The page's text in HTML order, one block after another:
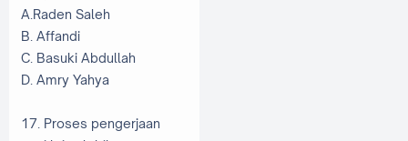
A.Raden Saleh
B. Affandi
C. Basuki Abdullah
D. Amry Yahya
17. Proses pengerjaan